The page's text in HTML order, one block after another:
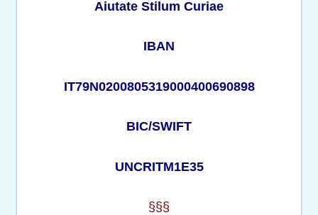
Aiutate Stilum Curiae
IBAN
IT79N0200805319000400690898
BIC/SWIFT
UNCRITM1E35
§§§